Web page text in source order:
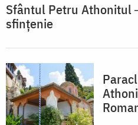
Sfântul Petru Athonitul
sfințenie